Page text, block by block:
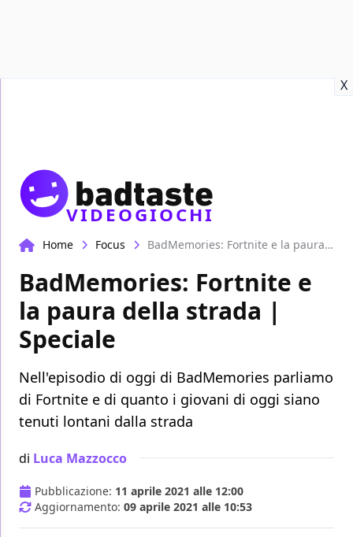
X
VIDEOGIOCHI
Home Focus BadMemories: Fortnite e la paura della strada | Speciale
BadMemories: Fortnite e
la paura della strada |
Speciale
Nell'episodio di oggi di BadMemories parliamo
di Fortnite e di quanto i giovani di oggi siano
tenuti lontani dalla strada
di Luca Mazzocco
Pubblicazione: 11 aprile 2021 alle 12:00
Aggiornamento: 09 aprile 2021 alle 10:53